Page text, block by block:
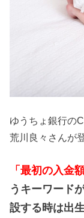
ゆうちょ銀行の
荒川良々さんが
「最初の入金
うキーワード
設する時は出